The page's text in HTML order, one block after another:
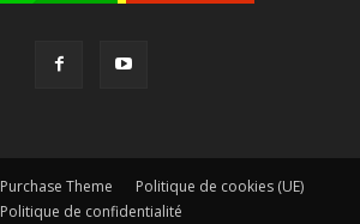
Purchase Theme
Politique de cookies (UE)
Politique de confidentialité